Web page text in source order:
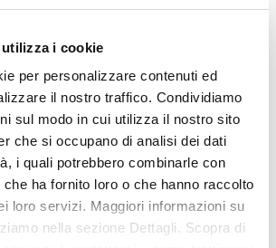
i cookie
per personalizzare contenuti ed
il nostro traffico. Condividiamo
sul modo in cui utilizza il nostro sito
che si occupano di analisi dei dati
i quali potrebbero combinarle con
ha fornito loro o che hanno raccolto
loro servizi. Maggiori informazioni su
nella sezione Dettagli. Scopra di
di